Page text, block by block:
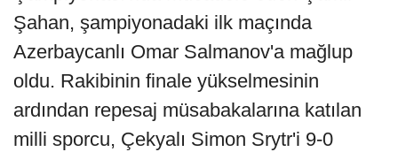
Şahan, şampiyonadaki ilk maçında
Azerbaycanlı Omar Salmanov'a mağlup
oldu. Rakibinin finale yükselmesinin
ardından repesaj müsabakalarına katılan
milli sporcu, Çekyalı Simon Srytr'i 9-0